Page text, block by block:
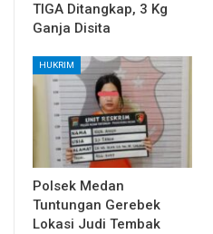
TIGA Ditangkap, 3 Kg
Ganja Disita
HUKRIM
Polsek Medan
Tuntungan Gerebek
Lokasi Judi Tembak